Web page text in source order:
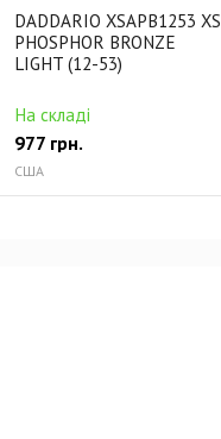
DADDARIO XSAPB1253 XS
PHOSPHOR BRONZE
LIGHT (12-53)
На складі
977 грн.
США